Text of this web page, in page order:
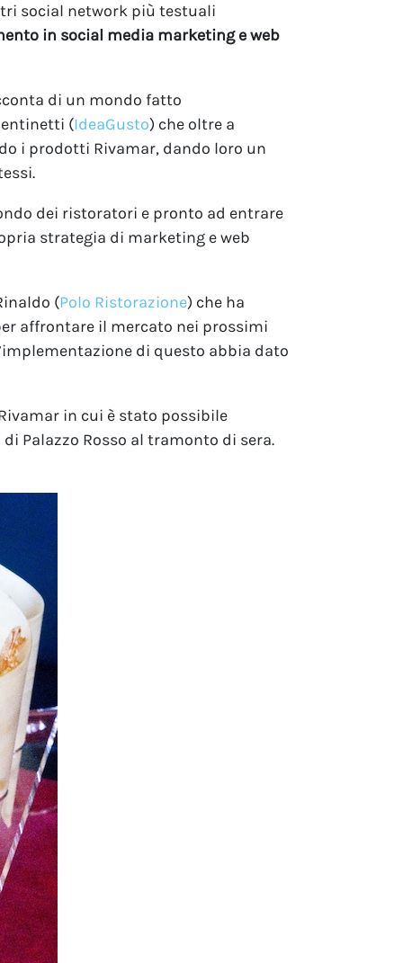
social network più testuali
in social media marketing e web
di un mondo fatto
(IdeaGusto) che oltre a
i prodotti Rivamar, dando loro un
dei ristoratori e pronto ad entrare
strategia di marketing e web
(Polo Ristorazione) che ha
affrontare il mercato nei prossimi
di questo abbia dato
in cui è stato possibile
Palazzo Rosso al tramonto di sera.